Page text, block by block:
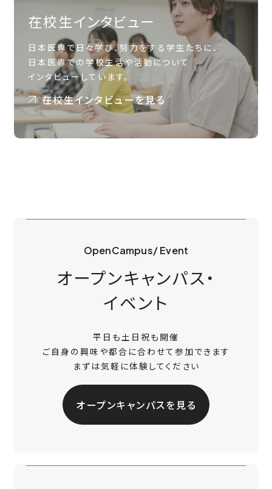
在校生インタビュー
日本医専で日々学び、努力をする学生たちに、
日本医専での学校生活や活動について
インタビューしています。
在校生インタビューを見る
OpenCampus/ Event
オープンキャンパス・
イベント
平日も土日祝も開催
ご自身の興味や都合に合わせて参加できます
まずは気軽に体験してください
オープンキャンパスを見る